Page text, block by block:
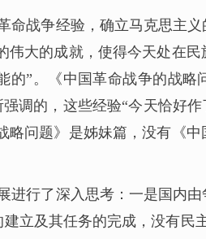
战争经验，确立马克思主
大的成就，使得今天处在
”。《中国革命战争的战
调的，这些经验“今天恰好
问题》是姊妹篇，没有《
行了深入思考：一是国内
立及其任务的完成，没有民